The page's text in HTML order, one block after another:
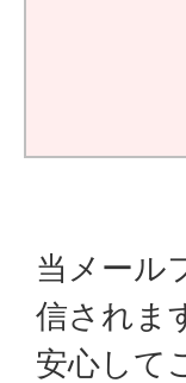
当メール
信されま
安心して